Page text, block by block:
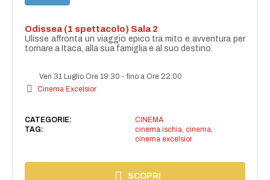
Odissea (1 spettacolo) Sala 2
Ulisse affronta un viaggio epico tra mito e avventura per
tornare a Itaca, alla sua famiglia e al suo destino.
Ven 31 Luglio Ore 19:30 -fino a Ore 22:00
Cinema Excelsior
CATEGORIE:
CINEMA
TAG:
cinema ischia cinema
cinema excelsior
SCOPRI